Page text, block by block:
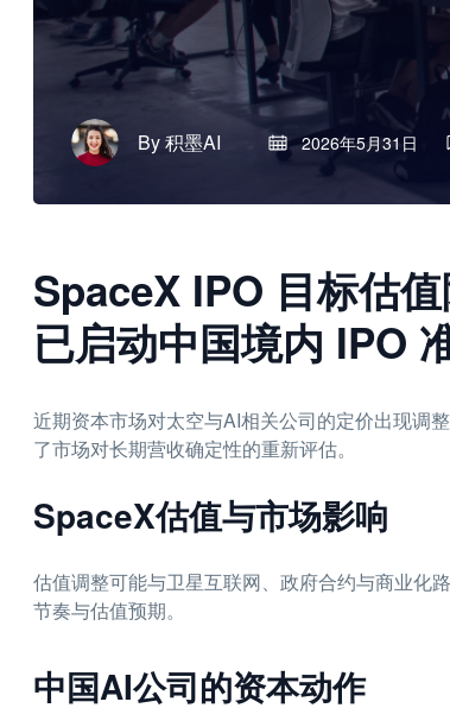
By积墨AI 2026年5月31日
SpaceX IPO 目标估
已启动中国境内 IPO
近期资本市场对太空与AI相关公司的定价出现调
了市场对长期营收确定性的重新评估。
SpaceX估值与市场影响
估值调整可能与卫星互联网、政府合约与商业化
节奏与估值预期。
中国AI公司的资本动作